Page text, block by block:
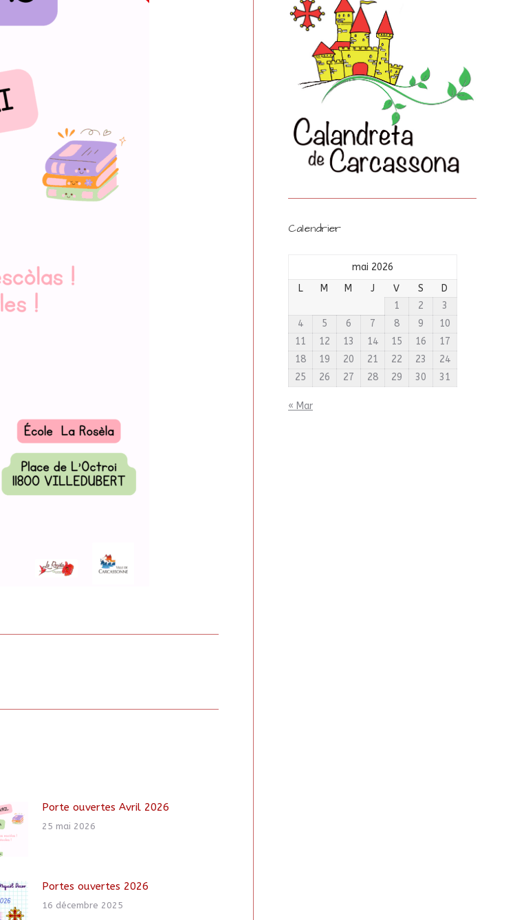
Porte ouvertes Avril 2026
25 mai 2026
Portes ouvertes 2026
16 décembre 2025
Calendrier
mai 2026
L
M M J V S
D
1
2
3
4
5 6 7 8 9
10
11
12 13 14 15 16
17
18
19 20 21 22 23
24
25
26 27 28 29 30 31
« Mar